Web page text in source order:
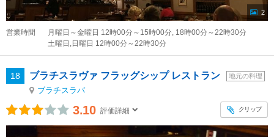
2
営業時間
月曜日～金曜日 12時00分～15時00分, 18時00分～22時30分
土曜日,日曜日 12時00分～22時30分
18 ブラチスラヴァ フラッグシップ レストラン 地元の料理
ブラチスラバ
3.10 評価詳細 クリップ